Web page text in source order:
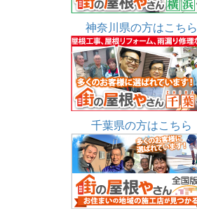
神奈川県の方はこちら
千葉県の方はこちら